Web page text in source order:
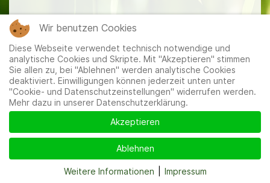
und Datenschutzeinstellungen
Wir benutzen Cookies
Diese Webseite verwendet technisch notwendige und
analytische Cookies und Skripte. Mit "Akzeptieren" stimmen
Sie allen zu, bei "Ablehnen" werden analytische Cookies
deaktiviert. Einwilligungen können jederzeit unten unter
"Cookie- und Datenschutzeinstellungen" widerrufen werden.
Mehr dazu in unserer Datenschutzerklärung.
Akzeptieren
Ablehnen
Weitere Informationen Impressum